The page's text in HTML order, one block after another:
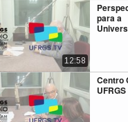
para a
12:58
Centro
UFRGS